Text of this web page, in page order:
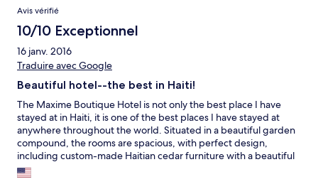
Avis vérifié
10/10 Exceptionnel
16 janv. 2016
Traduire avec Google
Beautiful hotel--the best in Haiti!
The Maxime Boutique Hotel is not only the best place I have
stayed at in Haiti, it is one of the best places I have stayed at
anywhere throughout the world. Situated in a beautiful garden
compound, the rooms are spacious, with perfect design,
including custom-made Haitian cedar furniture with a beautiful
scent and local artisan pieces that demonstrate the country's
continuing creative evolution. In terms of practicals, the air